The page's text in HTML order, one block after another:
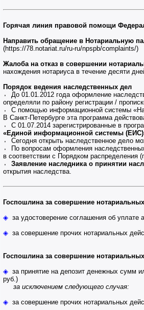
Горячая линия правовой помощи
Направить обращение в Нотариальную
(https://78.notariat.ru/ru-ru/npspb/complaints/)
Жалоба на отказ в совершении
нахождения нотариуса в течение десяти
Порядок ведения наследственных дел
⬫ До 01.01.2012 года оформление
определяли по району регистрации /
⬫ С помощью информационной системы
В Санкт-Петербурге эта программа
⬫ С 01.07.2014 зарегистрированные в
«Единой информационной системы
⬫ Сегодня открыть наследственное дело
⬫ По вопросам оформления
в соответствии с Порядком распределения
⬫ Заявление наследника о принятии
открытия наследства.
Госпошлина за совершение
◈ за удостоверение соглашения об уплате
◈ за совершение прочих нотариальных
Госпошлина за совершение
◈ за принятие на депозит денежных сумм
руб.)
за исключением следующего случая:
◈ за совершение прочих нотариальных